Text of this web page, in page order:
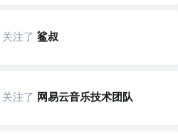
关注了 鲨叔
关注了 网易云音乐技术团队